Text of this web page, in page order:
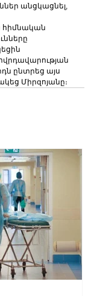
անցկացնել,
հիմնական
ընտրեց այս
Միրզոյանը։